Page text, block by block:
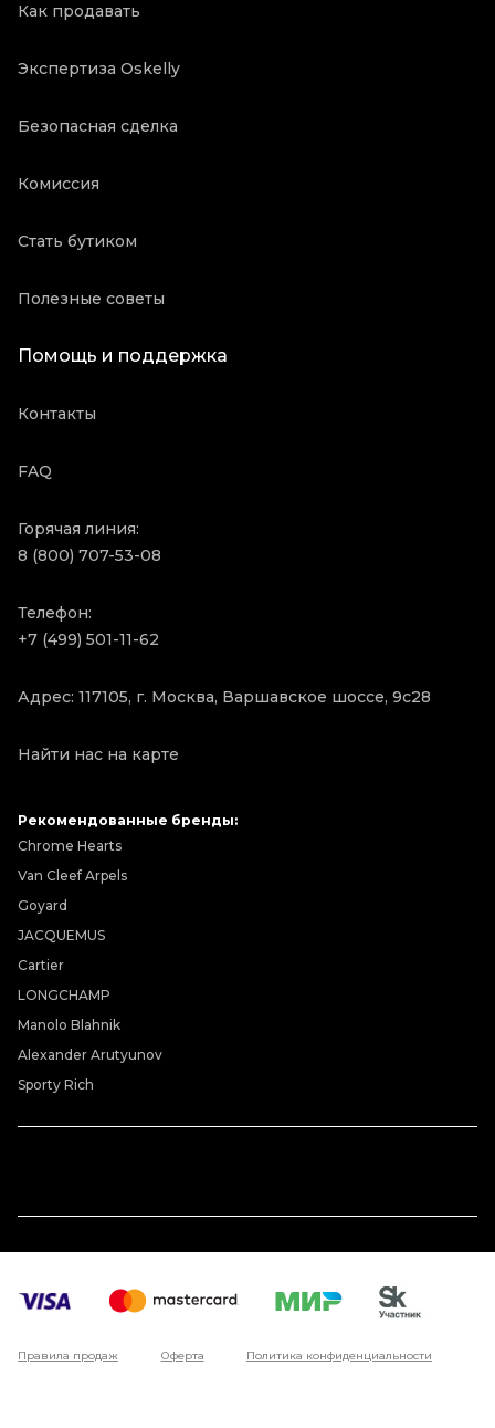
Как продавать
Экспертиза Oskelly
Безопасная сделка
Комиссия
Стать бутиком
Полезные советы
Помощь и поддержка
Контакты
FAQ
Горячая линия:
8 (800) 707-53-08
Телефон:
+7 (499) 501-11-62
Адрес: 117105, г. Москва, Варшавское шоссе, 9с28
Найти нас на карте
Рекомендованные бренды:
Chrome Hearts
Van Cleef Arpels
Goyard
JACQUEMUS
Cartier
LONGCHAMP
Manolo Blahnik
Alexander Arutyunov
Sporty Rich
Правила продаж Оферта Политика конфиденциальности